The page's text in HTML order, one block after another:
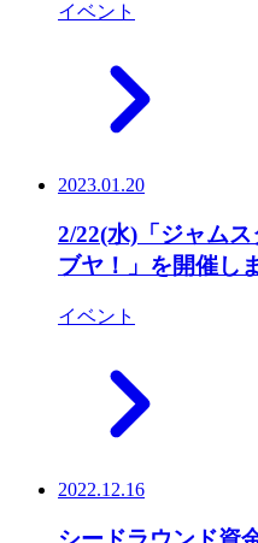
イベント
2023.01.20
2/22(水)「ジャム
ブヤ！」を開催し
イベント
2022.12.16